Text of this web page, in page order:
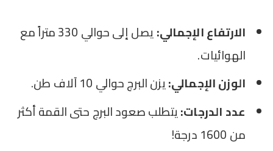
الارتفاع الإجمالي:
يصل إلى حوالي 330 متراً مع
الهوائيات.
الوزن الإجمالي:يزن البرج حوالي 10 آلاف طن.
عدد الدرجات:يتطلب صعود البرج حتى القمة أكثر
من 1600 درجة!